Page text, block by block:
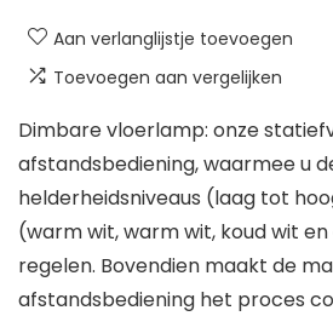
Aan verlanglijstje toevoegen
Toevoegen aan vergelijken
Dimbare vloerlamp: onze
afstandsbediening, waarmee u
helderheidsniveaus (laag tot
(warm wit, warm wit, koud wit
regelen. Bovendien maakt de
afstandsbediening het proces